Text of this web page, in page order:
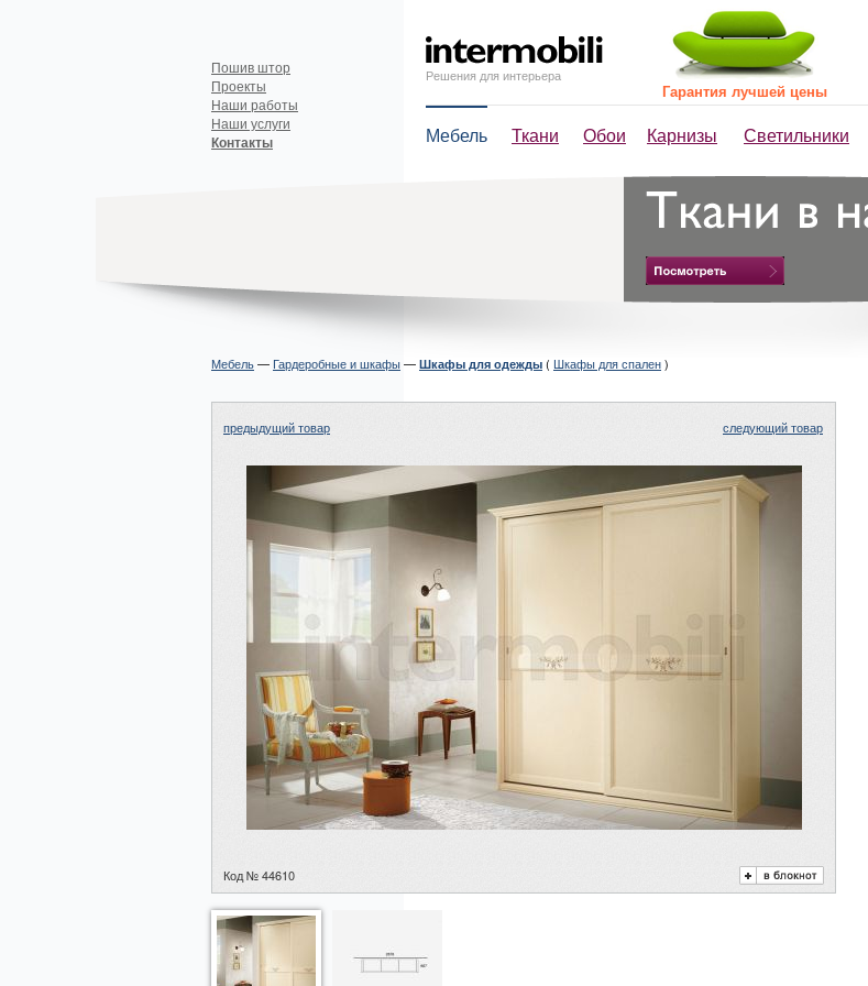
Решения для интерьера
Мебель Ткани Обои Карнизы Светильники
Пошив штор
Проекты
Наши работы
Наши услуги
Контакты
Гарантия лучшей цены
Мебель— Гардеробные и шкафы— Шкафы для одежды ( Шкафы для спален)
предыдущий товар следующий товар
Код № 44610